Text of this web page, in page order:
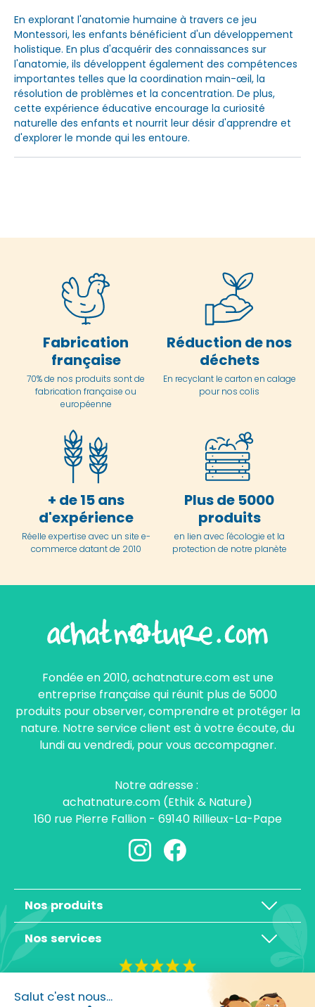
Salut c'est nous...
En explorant l'anatomie humaine à travers ce jeu
Montessori, les enfants bénéficient d'un développement
holistique. En plus d'acquérir des connaissances sur
l'anatomie, ils développent également des compétences
importantes telles que la coordination main-œil, la
résolution de problèmes et la concentration. De plus,
cette expérience éducative encourage la curiosité
naturelle des enfants et nourrit leur désir d'apprendre et
d'explorer le monde qui les entoure.
Fabrication
française
70% de nos produits sont de
fabrication française ou
européenne
Réduction de nos
déchets
En recyclant le carton en calage
pour nos colis
+ de 15 ans
d'expérience
Réelle expertise avec un site e-
commerce datant de 2010
Plus de 5000
produits
en lien avec l'écologie et la
protection de notre planète
Fondée en 2010, achatnature.com est une
entreprise française qui réunit plus de 5000
produits pour observer, comprendre et protéger la
nature. Notre service client est à votre écoute, du
lundi au vendredi, pour vous accompagner.
Notre adresse :
achatnature.com (Ethik & Nature)
160 rue Pierre Fallion - 69140 Rillieux-La-Pape
Nos produits
Nos services